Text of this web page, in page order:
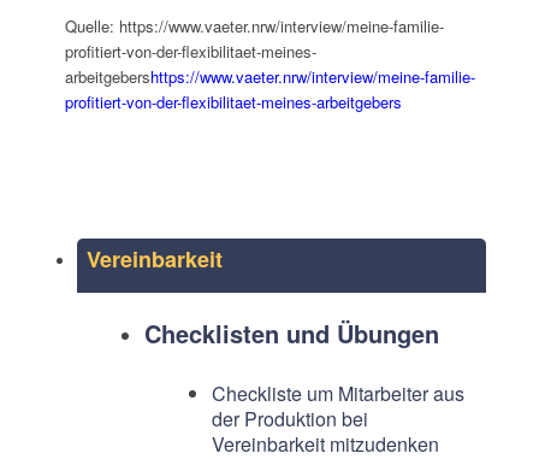
Vereinbarkeit
Checklisten und Übungen
Checkliste um Mitarbeiter aus
der Produktion bei
Vereinbarkeit mitzudenken
Quelle: https://www.vaeter.nrw/interview/meine-familie-
profitiert-von-der-flexibilitaet-meines-
arbeitgebershttps://www.vaeter.nrw/interview/meine-familie-
profitiert-von-der-flexibilitaet-meines-arbeitgebers